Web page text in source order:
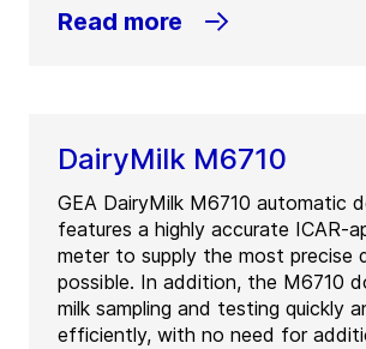
GEA Refrigeration Canada Inc.
الهاتف:+1 604 278 4118
Contact
Read more
DairyMilk M6710
GEA DairyMilk M6710 automatic
features a highly accurate ICAR-
meter to supply the most precise
possible. In addition, the M6710
milk sampling and testing quickly
efficiently, with no need for